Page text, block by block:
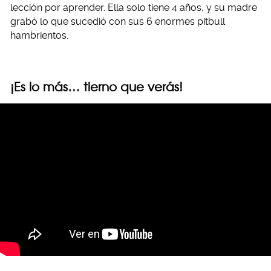
lección por aprender. Ella solo tiene 4 años, y su madre
grabó lo que sucedió con sus 6 enormes pitbull
hambrientos.
¡Es lo más… tierno que verás!